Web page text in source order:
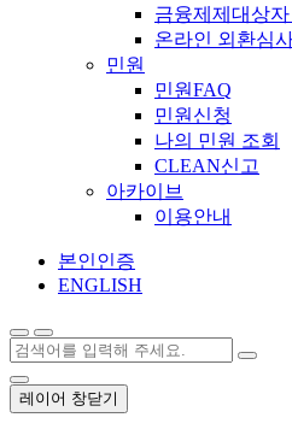
금융제제대상
온라인 외환심
민원
민원FAQ
민원신청
나의 민원 조회
CLEAN신고
아카이브
이용안내
본인인증
ENGLISH
레이어 창닫기